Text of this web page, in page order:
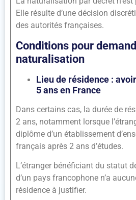
Elle résulte d’une décision
des autorités françaises.
Conditions pour
naturalisation
Lieu de résidence :
5 ans en France
Dans certains cas, la durée de
2 ans, notamment lorsque
diplôme d’un établissement
français après 2 ans d’études.
L’étranger bénéficiant du statut
d’un pays francophone n’a
résidence à justifier.